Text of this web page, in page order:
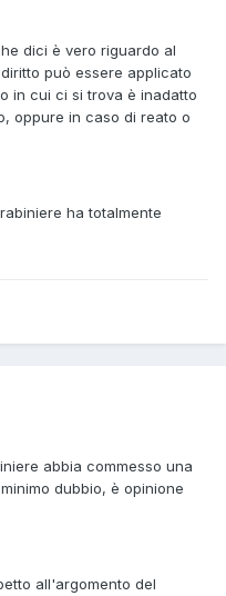
dici è vero riguardo al
può essere applicato
in cui ci si trova è inadatto
oppure in caso di reato o
ha totalmente
abbia commesso una
dubbio, è opinione
all'argomento del